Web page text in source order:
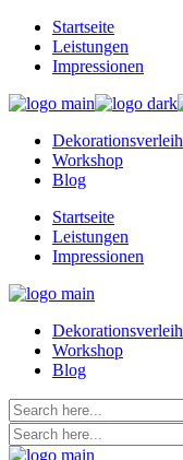
Skip
Startseite
Leistungen
Impressionen
Dekorationsverleih
Workshop
Blog
Startseite
Leistungen
Impressionen
Dekorationsverleih
Workshop
Blog